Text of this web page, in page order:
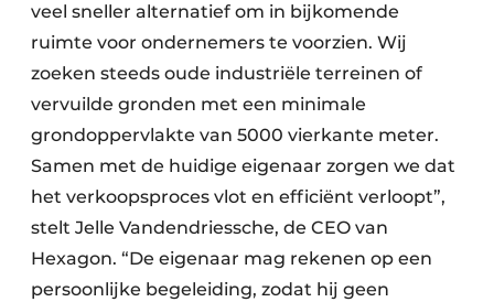
veel sneller alternatief om in bijkomende
ruimte voor ondernemers te voorzien. Wij
zoeken steeds oude industriële terreinen of
vervuilde gronden met een minimale
grondoppervlakte van 5000 vierkante meter.
Samen met de huidige eigenaar zorgen we dat
het verkoopsproces vlot en efficiënt verloopt”,
stelt Jelle Vandendriessche, de CEO van
Hexagon. “De eigenaar mag rekenen op een
persoonlijke begeleiding, zodat hij geen